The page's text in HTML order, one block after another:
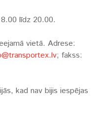
līdz 20.00.
vietā. Adrese:
; fakss:
kad nav bijis iespējas